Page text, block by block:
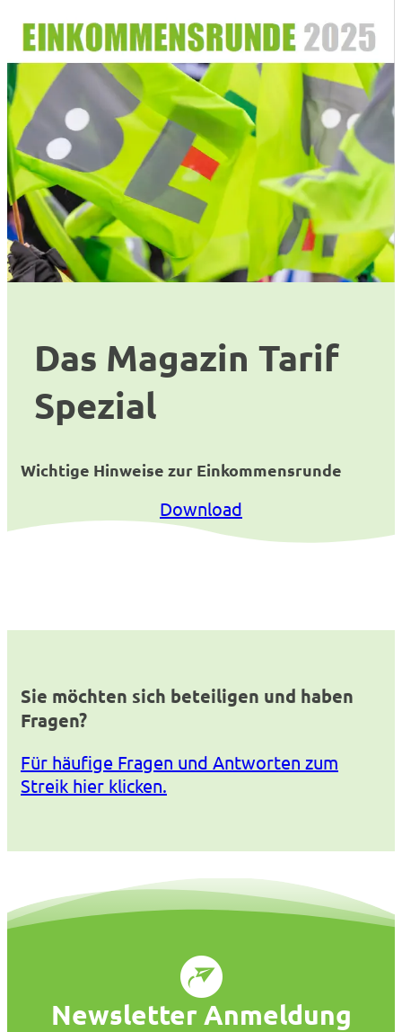
Das Magazin Tarif
Spezial
Wichtige Hinweise zur Einkommensrunde
Download
Sie möchten sich beteiligen und haben
Fragen?
Für häufige Fragen und Antworten zum
Streik hier klicken.
Newsletter Anmeldung